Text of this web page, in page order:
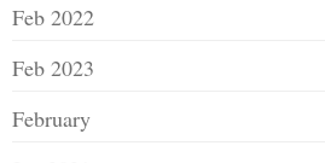
Feb 2022
Feb 2023
February